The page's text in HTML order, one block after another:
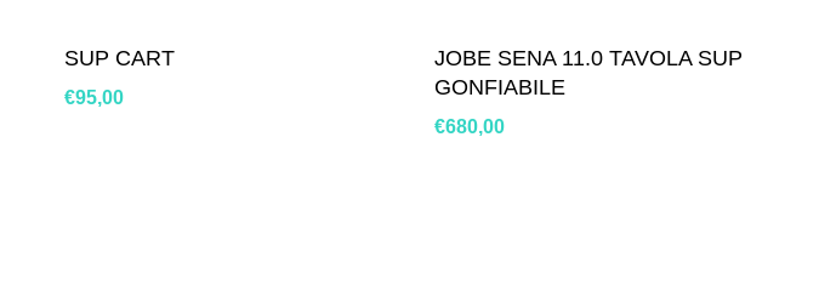
SUP CART
€95,00
JOBE SENA 11.0 TAVOLA SUP
GONFIABILE
€680,00